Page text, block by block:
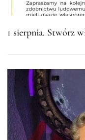
1 sierpnia. Stwórz